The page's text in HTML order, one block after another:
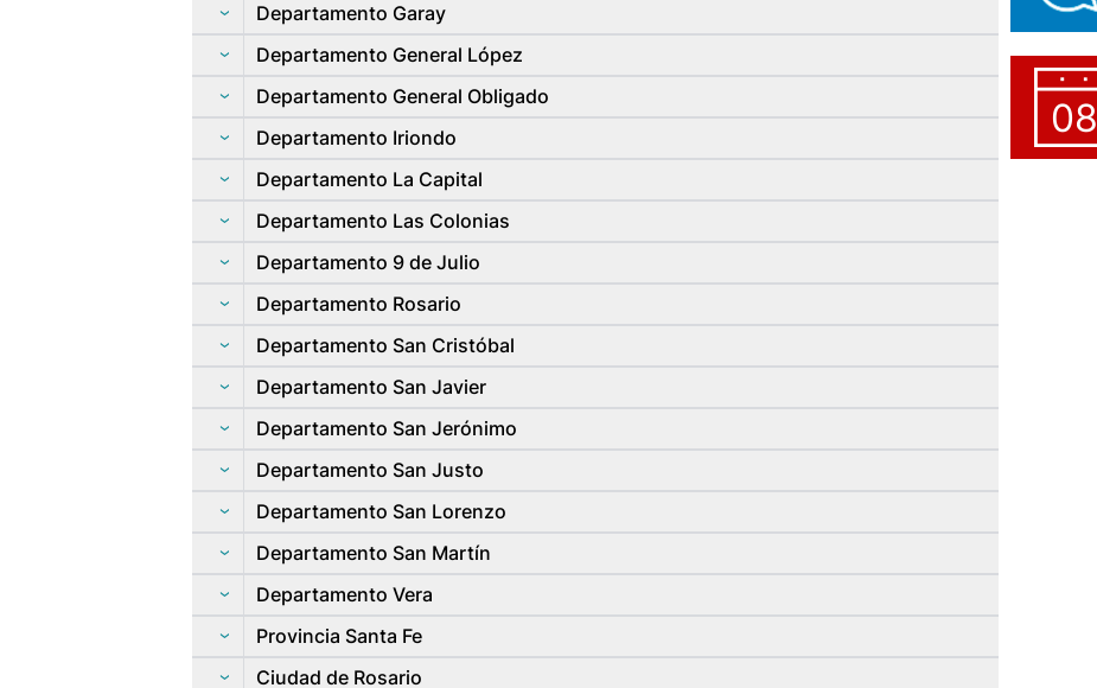
Departamento Garay
Departamento General López
Departamento General Obligado
Departamento Iriondo
Departamento La Capital
Departamento Las Colonias
Departamento 9 de Julio
Departamento Rosario
Departamento San Cristóbal
Departamento San Javier
Departamento San Jerónimo
Departamento San Justo
Departamento San Lorenzo
Departamento San Martín
Departamento Vera
Provincia Santa Fe
Ciudad de Rosario
08